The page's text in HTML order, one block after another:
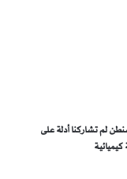
لم تشاركنا أدلة على